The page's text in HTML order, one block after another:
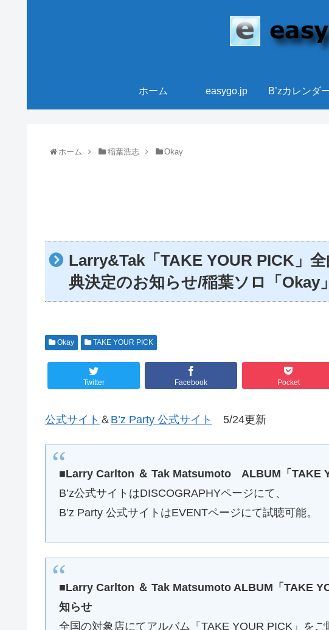
ホーム easygo.jp B’zカレンダ
ホーム 稲葉浩志 Okay
Larry&Tak「TAKE YOUR PICK」
典決定のお知らせ/稲葉ソロ「Okay
Okay TAKE YOUR PICK
Twitter Facebook Pocket
公式サイト ＆ B’z Party 公式サイト 5/24更新
■Larry Carlton ＆ Tak Matsumoto ALBUM「TAKE
B’z公式サイトはDISCOGRAPHYページにて、
B’z Party 公式サイトはEVENTページにて試聴可能。
■Larry Carlton ＆ Tak Matsumoto ALBUM「TAKE
知らせ
全国の対象店にてアルバム「TAKE YOUR PICK」を